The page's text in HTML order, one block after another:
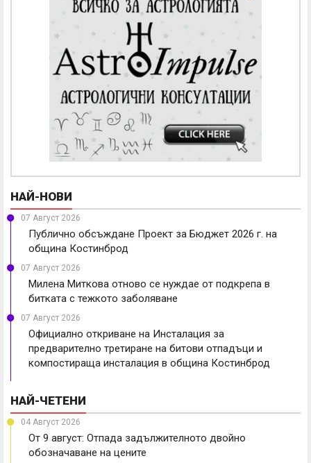
НАЙ-НОВИ
07 Август 2026
Публично обсъждане Проект за Бюджет 2026 г. на
община Костинброд
07 Август 2026
Милена Миткова отново се нуждае от подкрепа в
битката с тежкото заболяване
07 Август 2026
Официално откриване на Инсталация за
предварително третиране на битови отпадъци и
компостираща инсталация в община Костинброд
НАЙ-ЧЕТЕНИ
04 Август 2026
От 9 август: Отпада задължителното двойно
обозначаване на цените